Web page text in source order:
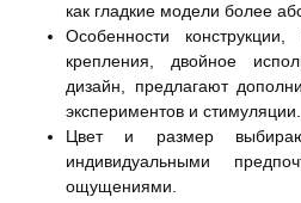
как гладкие модели более
Особенности
крепления, двойное
дизайн, предлагают
экспериментов и стимуляции.
Цвет и размер
индивидуальными
ощущениями.